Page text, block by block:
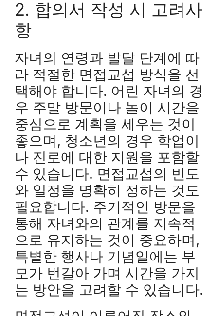
2. 합의서 작성 시 고려사
항
자녀의 연령과 발달 단계에 따
라 적절한 면접교섭 방식을 선
택해야 합니다. 어린 자녀의 경
우 주말 방문이나 놀이 시간을
중심으로 계획을 세우는 것이
좋으며, 청소년의 경우 학업이
나 진로에 대한 지원을 포함할
수 있습니다. 면접교섭의 빈도
와 일정을 명확히 정하는 것도
필요합니다. 주기적인 방문을
통해 자녀와의 관계를 지속적
으로 유지하는 것이 중요하며,
특별한 행사나 기념일에는 부
모가 번갈아 가며 시간을 가지
는 방안을 고려할 수 있습니다.